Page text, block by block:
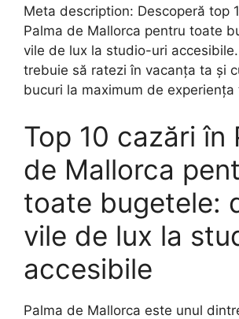
Meta description: Descoperă top
Palma de Mallorca pentru toate
vile de lux la studio-uri
trebuie să ratezi în vacanța ta și
bucuri la maximum de experiența
Top 10 cazări în
de Mallorca
toate bugetele:
vile de lux la
accesibile
Palma de Mallorca este unul